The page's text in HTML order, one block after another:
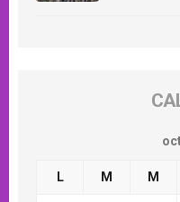
L M M